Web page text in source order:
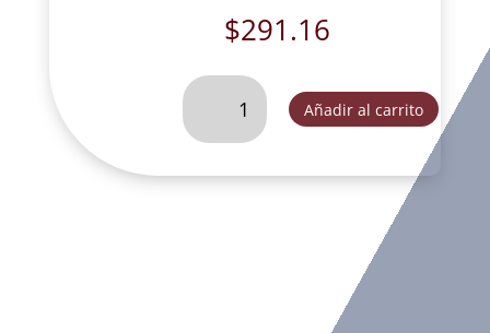
$291.16
VIRGEN
LA
ESPERA
Añadir al carrito